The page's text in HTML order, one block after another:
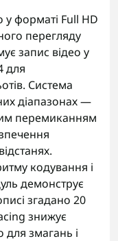
у форматі Full HD
перегляду
запис відео у
для
Система
діапазонах —
перемиканням
кодування і
демонструє
згадано 20
знижує
змагань і